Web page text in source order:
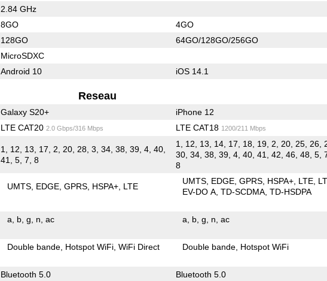
2.84 GHz
8GO 4GO
128GO 64GO/128GO/256GO
MicroSDXC
Android 10 iOS 14.1
Reseau
Galaxy S20+ iPhone 12
LTE CAT20 2.0 Gbps/316 Mbps LTE CAT18 1200/211 Mbps
1, 12, 13, 17, 2, 20, 28, 3, 34, 38, 39, 4, 40,
41, 5, 7, 8
1, 12, 13, 14, 17, 18, 19, 2, 20, 25, 26,
30, 34, 38, 39, 4, 40, 41, 42, 46, 48, 5,
8
UMTS EDGE GPRS HSPA+ LTE
UMTS EDGE GPRS HSPA+ LTE
EV-DO A TD-SCDMA TD-HSDPA
a b g n ac a b g n ac
Double bande Hotspot WiFi WiFi Direct Double bande Hotspot WiFi
Bluetooth 5.0 Bluetooth 5.0